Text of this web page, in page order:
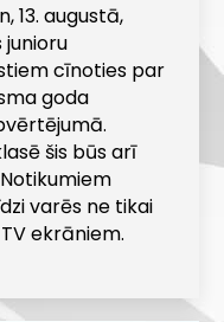
13. augustā,
junioru
cīnoties par
goda
šis būs arī
varēs ne tikai
ekrāniem.